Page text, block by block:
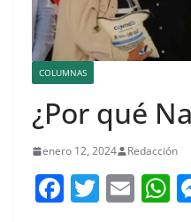
COLUMNAS
¿Por qué
enero 12, 2024 Redacción
F T E